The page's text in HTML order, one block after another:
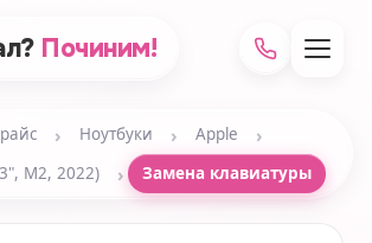
Починим!
› Ноутбуки › Apple ›
M2, 2022) › Замена клавиатуры